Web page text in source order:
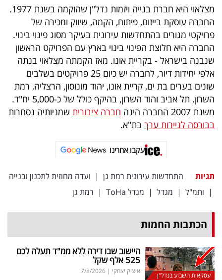
מצלאוי היא חברת בנייה ויזמות נדל"ן שהוקמה בשנת 1977.
החברה עוסקת בייזום, פיתוח, הקמה, שיווק ומכירה של
פרויקטי מגורים בהתחדשות עירונית בעיקר מסוג פינוי בינוי.
החברה היא חלוצת הפינוי בינוי בארץ עם הפרויקט הראשון
שנבנה בישראל - בקריית אונו. מאז הקמתה מצלאוי בנתה
אלפי יחידות דיור, לחברה יש כיום 25 פרויקטים בשלבים
שונים בערים בת ים, קריית אונו, יהוד מונוסון, הרצליה, רמת
השרון, תל אביב והוד השרון, בהיקף כולל של כ-5,000 יח"ד.
משנת 2007 החברה הינה
חברה ציבורית שמניותיה נסחרות
בבורסה לניירות ערך בת"א.
עקבו אחרינו
תגיות התחדשות עירונית רמת גן | ועדה מחוזית לתכנון ובנייה
| ותמ"ל | מגדל | מגדל ToHa | רמת גן
הכתבות החמות
עסקאות השבוע בנדל"ן
היישוב שבו דירה ללא ממ"ד תעלה לכם
525 אלף שקל
איציק יצחקי |
7/8/2026